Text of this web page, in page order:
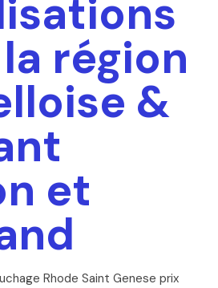
région
&
et
Rhode Saint Genese prix